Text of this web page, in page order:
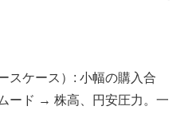
スケース）: 小幅の購入合
ード → 株高、円安圧力。一